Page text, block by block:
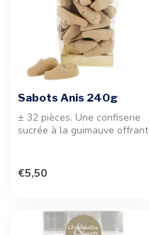
Sabots Anis 240g
± 32 pièces. Une confiserie
sucrée à la guimauve offrant
€5,50